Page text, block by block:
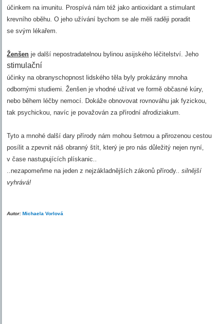
účinkem na imunitu. Prospívá nám též jako antioxidant a stimulant
krevního oběhu. O jeho užívání bychom se ale měli raději poradit
se svým lékařem.
Ženšen je další nepostradatelnou bylinou asijského léčitelství. Jeho
stimulační
účinky na obranyschopnost lidského těla byly prokázány mnoha
odbornými studiemi. Ženšen je vhodné užívat ve formě občasné kúry,
nebo během léčby nemocí. Dokáže obnovovat rovnováhu jak fyzickou,
tak psychickou, navíc je považován za přírodní afrodiziakum.
Tyto a mnohé další dary přírody nám mohou šetrnou a přirozenou cestou
posílit a zpevnit náš obranný štít, který je pro nás důležitý nejen nyní,
v čase nastupujících plískanic..
..nezapomeňme na jeden z nejzákladnějších zákonů přírody..silnější
vyhrává!
Autor:Michaela Vorlová